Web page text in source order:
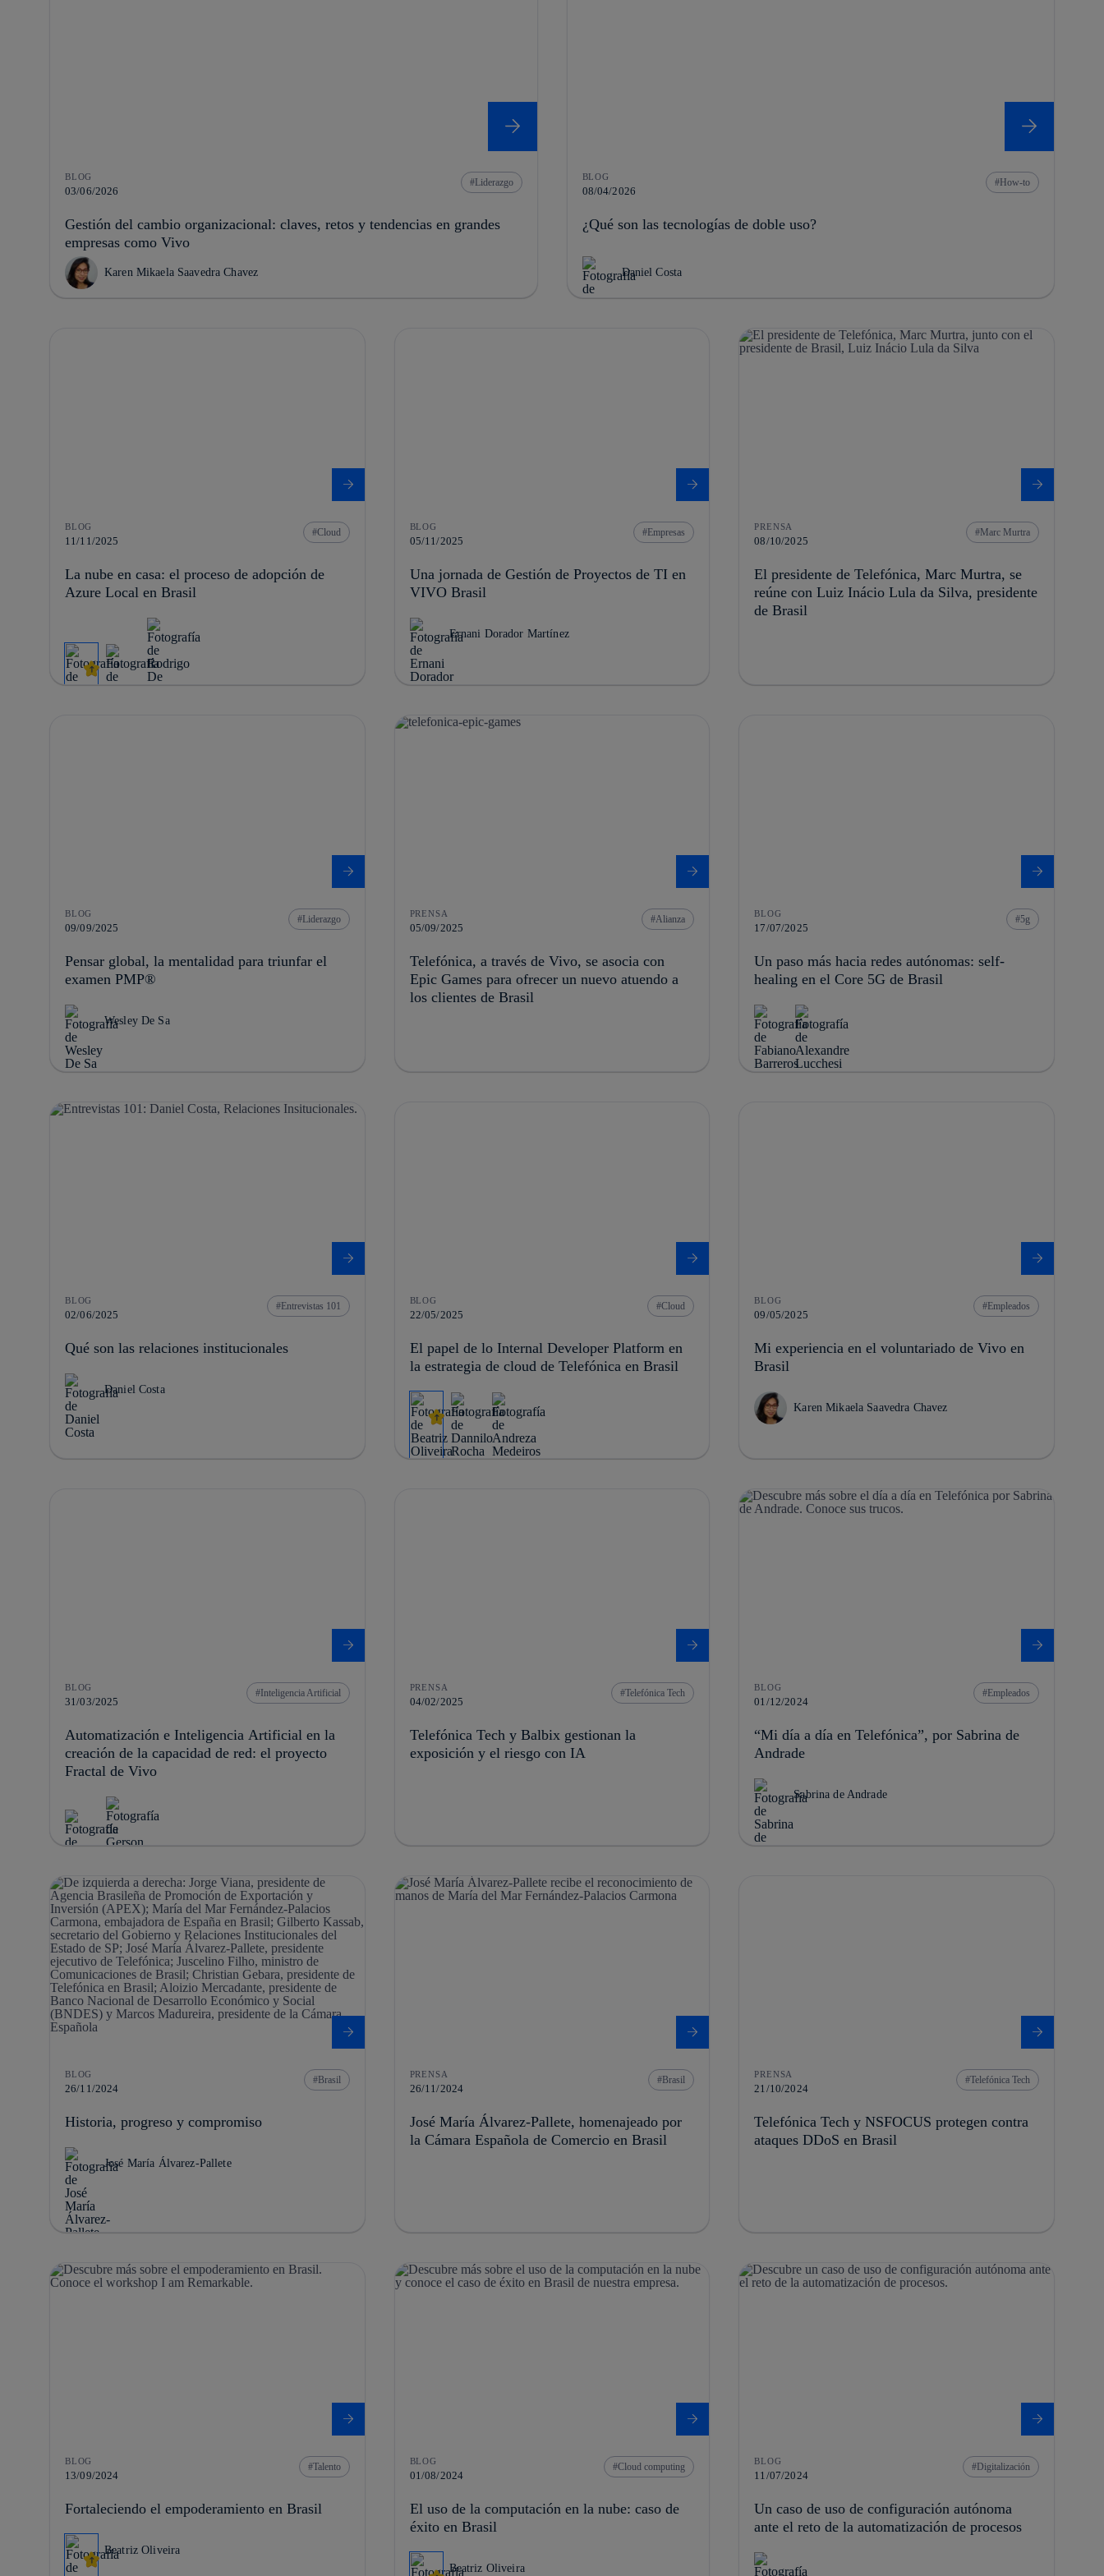
BLOG
03/06/2026
Liderazgo
Gestión del cambio organizacional: claves, retos y tendencias en grandes
empresas como Vivo
Karen Mikaela Saavedra Chavez
BLOG
08/04/2026
How-to
¿Qué son las tecnologías de doble uso?
Daniel Costa
BLOG
11/11/2025
Cloud
La nube en casa: el proceso de adopción de
Azure Local en Brasil
BLOG
05/11/2025
Empresas
Una jornada de Gestión de Proyectos de TI en
VIVO Brasil
Ernani Dorador Martínez
PRENSA
08/10/2025
Marc Murtra
El presidente de Telefónica, Marc Murtra, se
reúne con Luiz Inácio Lula da Silva, presidente
de Brasil
BLOG
09/09/2025
Liderazgo
Pensar global, la mentalidad para triunfar el
examen PMP®
Wesley De Sa
PRENSA
05/09/2025
Alianza
Telefónica, a través de Vivo, se asocia con
Epic Games para ofrecer un nuevo atuendo a
los clientes de Brasil
BLOG
17/07/2025
5g
Un paso más hacia redes autónomas: self-
healing en el Core 5G de Brasil
BLOG
02/06/2025
Entrevistas 101
Qué son las relaciones institucionales
Daniel Costa
BLOG
22/05/2025
Cloud
El papel de lo Internal Developer Platform en
la estrategia de cloud de Telefónica en Brasil
BLOG
09/05/2025
Empleados
Mi experiencia en el voluntariado de Vivo en
Brasil
Karen Mikaela Saavedra Chavez
BLOG
31/03/2025
Inteligencia Artificial
Automatización e Inteligencia Artificial en la
creación de la capacidad de red: el proyecto
Fractal de Vivo
PRENSA
04/02/2025
Telefónica Tech
Telefónica Tech y Balbix gestionan la
exposición y el riesgo con IA
BLOG
01/12/2024
Empleados
“Mi día a día en Telefónica”, por Sabrina de
Andrade
Sabrina de Andrade
BLOG
26/11/2024
Brasil
Historia, progreso y compromiso
José María Álvarez-Pallete
PRENSA
26/11/2024
Brasil
José María Álvarez-Pallete, homenajeado por
la Cámara Española de Comercio en Brasil
PRENSA
21/10/2024
Telefónica Tech
Telefónica Tech y NSFOCUS protegen contra
ataques DDoS en Brasil
BLOG
13/09/2024
Talento
Fortaleciendo el empoderamiento en Brasil
Beatriz Oliveira
BLOG
01/08/2024
Cloud computing
El uso de la computación en la nube: caso de
éxito en Brasil
Beatriz Oliveira
BLOG
11/07/2024
Digitalización
Un caso de uso de configuración autónoma
ante el reto de la automatización de procesos